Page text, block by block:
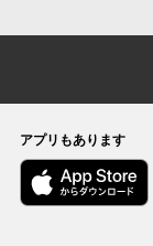
アプリもあります